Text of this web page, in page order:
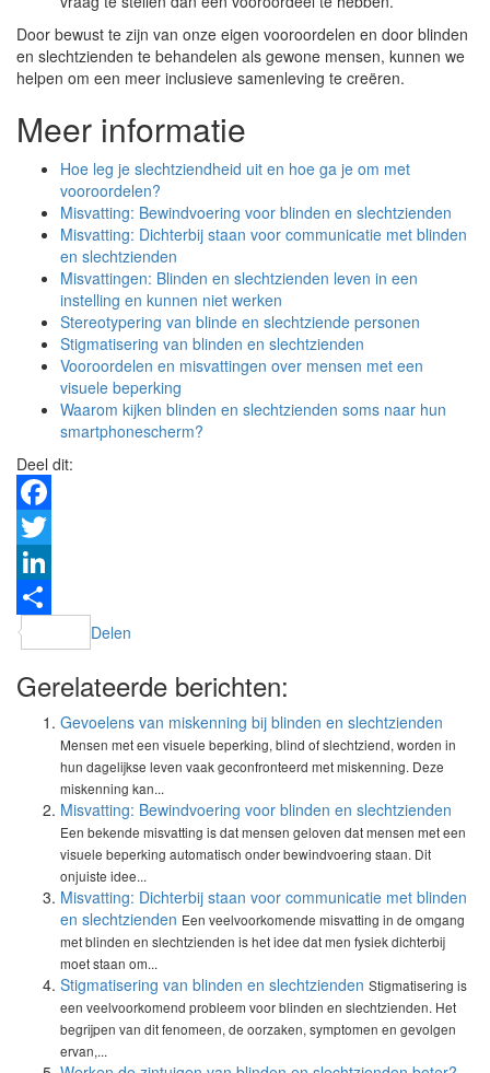
Door bewust te zijn van onze eigen vooroordelen en door blinden
en slechtzienden te behandelen als gewone mensen, kunnen we
helpen om een meer inclusieve samenleving te creëren.
Meer informatie
Hoe leg je slechtziendheid uit en hoe ga je om met
vooroordelen?
Misvatting: Bewindvoering voor blinden en slechtzienden
Misvatting: Dichterbij staan voor communicatie met blinden
en slechtzienden
Misvattingen: Blinden en slechtzienden leven in een
instelling en kunnen niet werken
Stereotypering van blinde en slechtziende personen
Stigmatisering van blinden en slechtzienden
Vooroordelen en misvattingen over mensen met een
visuele beperking
Waarom kijken blinden en slechtzienden soms naar hun
smartphonescherm?
Deel dit:
Facebook
Twitter
LinkedIn
Delen
Gerelateerde berichten:
Gevoelens van miskenning bij blinden en slechtzienden
Mensen met een visuele beperking, blind of slechtziend, worden in
hun dagelijkse leven vaak geconfronteerd met miskenning. Deze
miskenning kan...
Misvatting: Bewindvoering voor blinden en slechtzienden
Een bekende misvatting is dat mensen geloven dat mensen met een
visuele beperking automatisch onder bewindvoering staan. Dit
onjuiste idee...
Misvatting: Dichterbij staan voor communicatie met blinden
en slechtzienden Een veelvoorkomende misvatting in de omgang
met blinden en slechtzienden is het idee dat men fysiek dichterbij
moet staan om...
Stigmatisering van blinden en slechtzienden Stigmatisering is
een veelvoorkomend probleem voor blinden en slechtzienden. Het
begrijpen van dit fenomeen, de oorzaken, symptomen en gevolgen
ervan,...